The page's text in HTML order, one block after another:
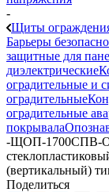
-
Щиты
Барьеры
защитные для
диэлектрические
оградительные и
оградительные
оградительные
покрывала
-ЩОП-1700СПВ-
(вертикальный)
Поделиться